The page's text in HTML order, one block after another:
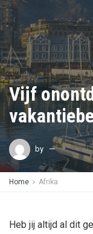
Vijf
by
Home Afrika
Heb jij altijd al dit